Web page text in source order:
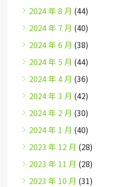
2024 年 8 月 (44)
2024 年 7 月 (40)
2024 年 6 月 (38)
2024 年 5 月 (44)
2024 年 4 月 (36)
2024 年 3 月 (42)
2024 年 2 月 (30)
2024 年 1 月 (40)
2023 年 12 月 (28)
2023 年 11 月 (28)
2023 年 10 月 (31)